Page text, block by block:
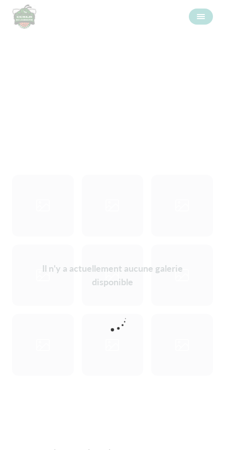
Il n'y a actuellement aucune galerie
disponible